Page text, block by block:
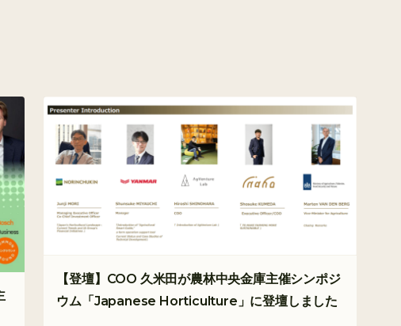
【登壇】COO 久米田が農林中央金庫主催シンポジ
ウム「Japanese Horticulture」に登壇しました